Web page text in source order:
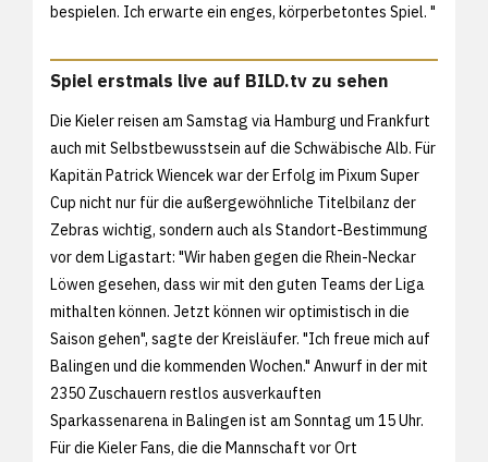
bespielen. Ich erwarte ein enges, körperbetontes Spiel. "
Spiel erstmals live auf BILD.tv zu sehen
Die Kieler reisen am Samstag via Hamburg und Frankfurt
auch mit Selbstbewusstsein auf die Schwäbische Alb. Für
Kapitän Patrick Wiencek war der Erfolg im Pixum Super
Cup nicht nur für die außergewöhnliche Titelbilanz der
Zebras wichtig, sondern auch als Standort-Bestimmung
vor dem Ligastart: "Wir haben gegen die Rhein-Neckar
Löwen gesehen, dass wir mit den guten Teams der Liga
mithalten können. Jetzt können wir optimistisch in die
Saison gehen", sagte der Kreisläufer. "Ich freue mich auf
Balingen und die kommenden Wochen." Anwurf in der mit
2350 Zuschauern restlos ausverkauften
Sparkassenarena in Balingen ist am Sonntag um 15 Uhr.
Für die Kieler Fans, die die Mannschaft vor Ort